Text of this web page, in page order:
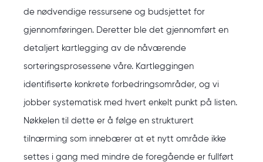
de nødvendige ressursene og budsjettet for
gjennomføringen. Deretter ble det gjennomført en
detaljert kartlegging av de nåværende
sorteringsprosessene våre. Kartleggingen
identifiserte konkrete forbedringsområder, og vi
jobber systematisk med hvert enkelt punkt på listen.
Nøkkelen til dette er å følge en strukturert
tilnærming som innebærer at et nytt område ikke
settes i gang med mindre de foregående er fullført